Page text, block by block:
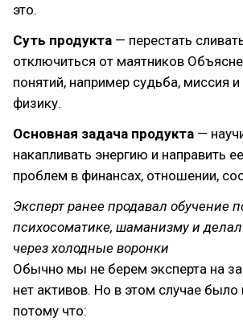
это.
Суть продукта — перестать
отключиться от маятников
понятий, например судьба, миссия и
физику.
Основная задача продукта —
накапливать энергию и направить
проблем в финансах, отношении,
Эксперт ранее продавал обучение
психосоматике, шаманизму и делал
через холодные воронки
Обычно мы не берем эксперта на
нет активов. Но в этом случае
потому что: